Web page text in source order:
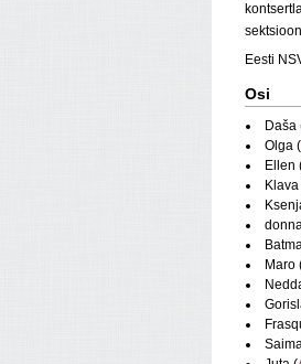
Eesti
Osi
Daša
Olga (
Ellen
Maro